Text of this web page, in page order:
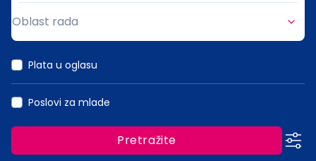
Oblast rada
Plata u oglasu
Poslovi za mlade
Pretražite